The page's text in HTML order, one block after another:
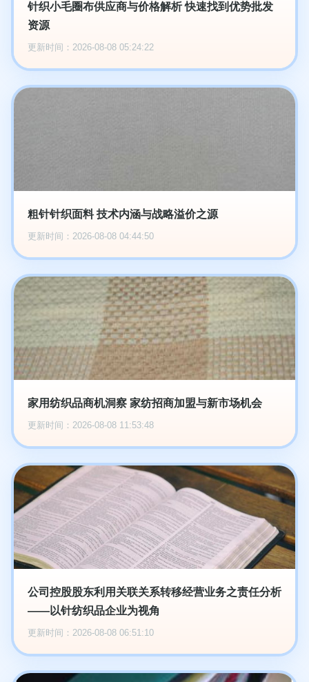
针织小毛圈布供应商与价格解析 快速找到优势批发
资源
更新时间：2026-08-08 05:24:22
粗针针织面料 技术内涵与战略溢价之源
更新时间：2026-08-08 04:44:50
家用纺织品商机洞察 家纺招商加盟与新市场机会
更新时间：2026-08-08 11:53:48
公司控股股东利用关联关系转移经营业务之责任分析
——以针纺织品企业为视角
更新时间：2026-08-08 06:51:10